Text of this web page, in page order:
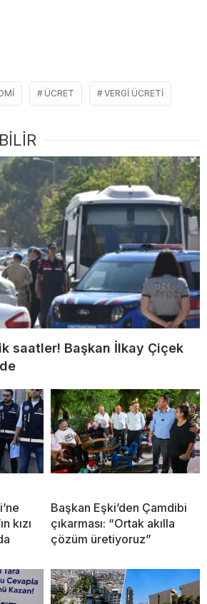
ÜCRET VERGI ÜCRETI
saatler! Başkan İlkay Çiçek
kızı
Başkan Eşki’den Çamdibi
çıkarması: “Ortak akılla
çözüm üretiyoruz”